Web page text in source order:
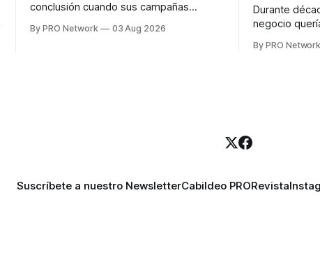
conclusión cuando sus campañas
marketing no funciona". Sin embargo,
By PRO Network 03 Aug 2026
Durante
negocio
anuncios, un
By PRO Network
Suscríbete a nuestro NewsletterCabildeo PRORevista